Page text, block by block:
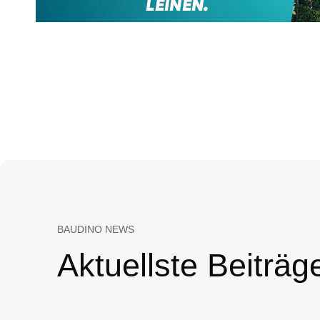
BAUDINO NEWS
Aktuellste